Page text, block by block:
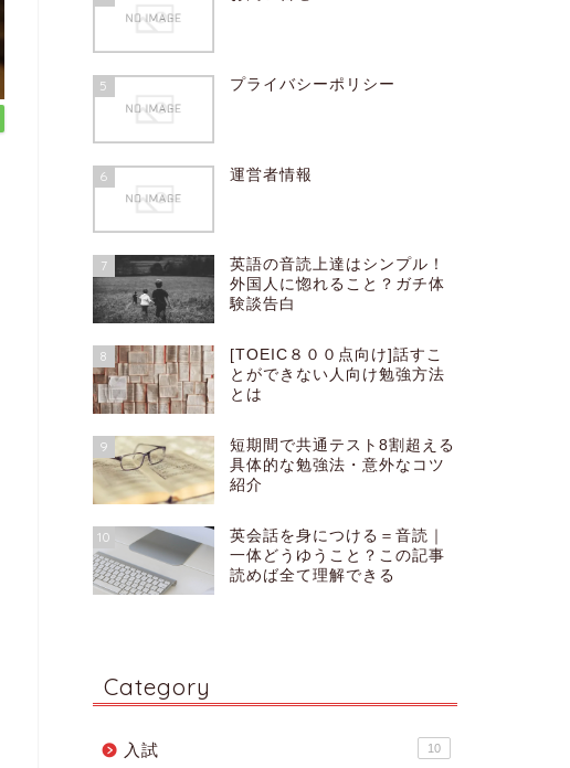
5 プライバシーポリシー
6 運営者情報
7
英語の音読上達はシンプル！
外国人に惚れること？ガチ体
験談告白
8
[TOEIC８００点向け]話すこ
とができない人向け勉強方法
とは
9
短期間で共通テスト8割超える
具体的な勉強法・意外なコツ
紹介
10
英会話を身につける＝音読｜
一体どうゆうこと？この記事
読めば全て理解できる
Category
入試 10